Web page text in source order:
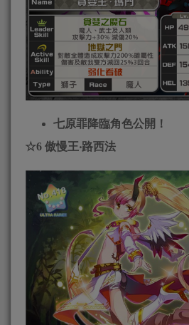
七原罪降臨角色公開！
☆6 傲慢王‧路西法